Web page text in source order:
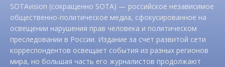
SOTAvision (сокращенно SOTA) — российское независимое
общественно-политическое медиа, сфокусированное на
освещении нарушения прав человека и политическом
преследовании в России. Издание за счет развитой сети
корреспондентов освещает события из разных регионов
мира, но большая часть его журналистов продолжают